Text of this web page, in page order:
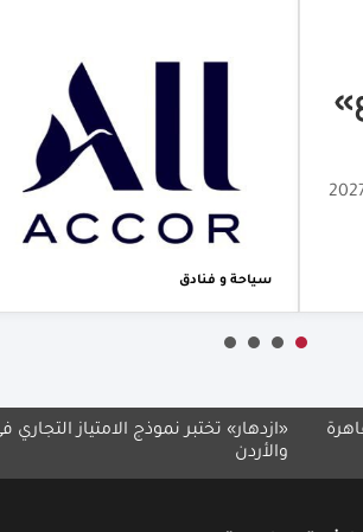
سياحة و فنادق
«برجر واقف» تخطط لافتتاح 10 أفرع
تختبر نموذج الامتياز التجاري في لبنان
سلسلة